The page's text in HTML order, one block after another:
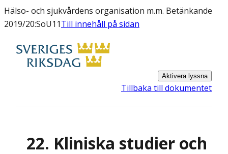
Hälso- och sjukvårdens organisation m.m. Betänkande
2019/20:SoU11Till innehåll på sidan
Aktivera lyssna
Tillbaka till dokumentet
22. Kliniska studier och